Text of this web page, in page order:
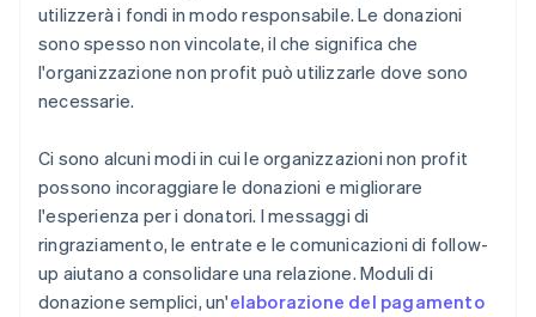
utilizzerà i fondi in modo responsabile. Le donazioni
sono spesso non vincolate, il che significa che
l'organizzazione non profit può utilizzarle dove sono
necessarie.
Ci sono alcuni modi in cui le organizzazioni non profit
possono incoraggiare le donazioni e migliorare
l'esperienza per i donatori. I messaggi di
ringraziamento, le entrate e le comunicazioni di follow-
up aiutano a consolidare una relazione. Moduli di
donazione semplici, un'elaborazione del pagamento